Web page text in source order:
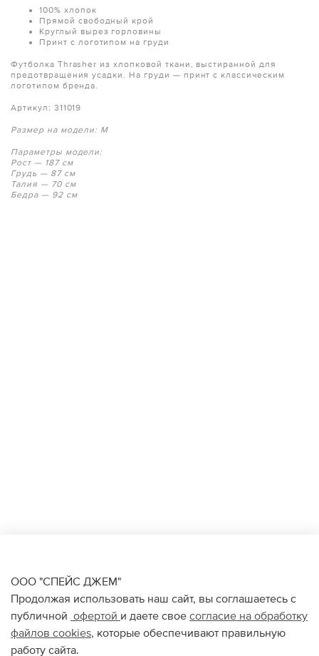
100% хлопок
Прямой свободный крой
Круглый вырез горловины
Принт с логотипом на груди
Футболка Thrasher из хлопковой ткани, выстиранной для
предотвращения усадки. На груди — принт с классическим
логотипом бренда.
Артикул: 311019
Размер на модели: M
Параметры модели:
Рост — 187 см
Грудь — 87 см
Талия — 70 см
Бедра — 92 см
ООО "СПЕЙС ДЖЕМ"
Продолжая использовать наш сайт, вы соглашаетесь с
публичной офертой и даете свое согласие на обработку
файлов cookies, которые обеспечивают правильную
работу сайта.